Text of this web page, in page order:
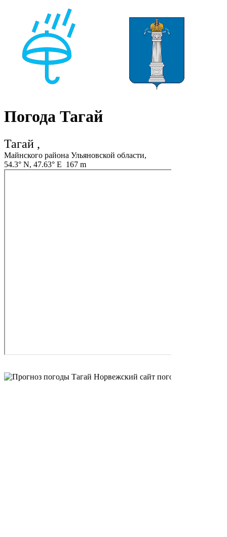
Погода Тагай
Тагай ,
Майнского района Ульяновской области,
54.3° N, 47.63° E 167 m